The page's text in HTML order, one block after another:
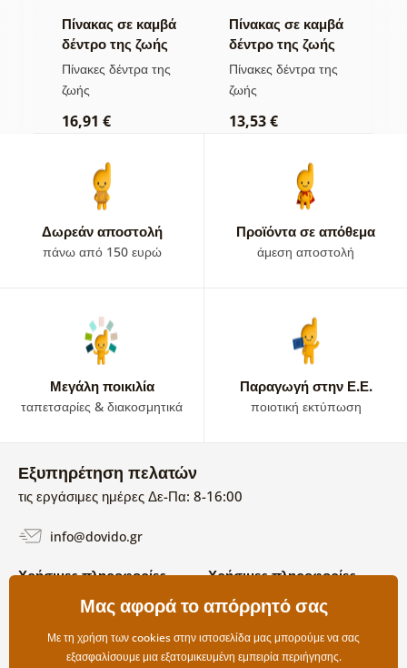
Πίνακας σε καμβά
δέντρο της ζωής
σε πολύχρωμο
βιτρό
Πίνακες δέντρα της
ζωής
16,91 €
Πίνακας σε καμβά
δέντρο της ζωής
χρυσή μαγεία
Πίνακες δέντρα της
ζωής
13,53 €
Δωρεάν αποστολή
πάνω από 150 ευρώ
Προϊόντα σε απόθεμα
άμεση αποστολή
Μεγάλη ποικιλία
ταπετσαρίες & διακοσμητικά
Παραγωγή στην Ε.Ε.
ποιοτική εκτύπωση
Εξυπηρέτηση πελατών
τις εργάσιμες ημέρες Δε-Πα: 8-16:00
info@dovido.gr
Χρήσιμες πληροφορίες
Όροι χρήσης και επιστροφών
Επιλογές αποστολής και
πληρωμής
Χρήσιμες πληροφορίες
Σχετικά με εμάς
Συχνές Ερωτήσεις
Επικοινωνία
Μας αφορά το απόρρητό σας
Με τη χρήση των cookies στην ιστοσελίδα μας μπορούμε να σας
εξασφαλίσουμε μια εξατομικευμένη εμπειρία περιήγησης.